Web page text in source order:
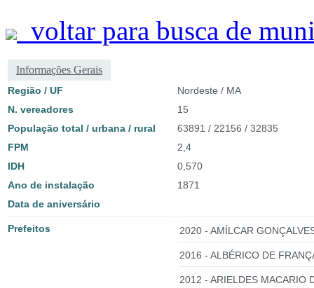
voltar para busca de
Informações Gerais
Região / UF
Nordeste / MA
N. vereadores
15
População total / urbana / rural
63891 / 22156 / 32835
FPM
2,4
IDH
0,570
Ano de instalação
1871
Data de aniversário
Prefeitos 2020 - AMÍLCAR
2016 - ALBÉRICO DE
2012 - ARIELDES MACARIO